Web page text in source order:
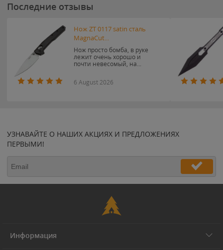
Последние отзывы
Нож ZT 0117 satin сталь
MagnaCut...
Нож просто бомба, в руке
лежит очень хорошо и
почти невесомый, на...
6 August 2026
УЗНАВАЙТЕ О НАШИХ АКЦИЯХ И ПРЕДЛОЖЕНИЯХ
ПЕРВЫМИ!
Информация